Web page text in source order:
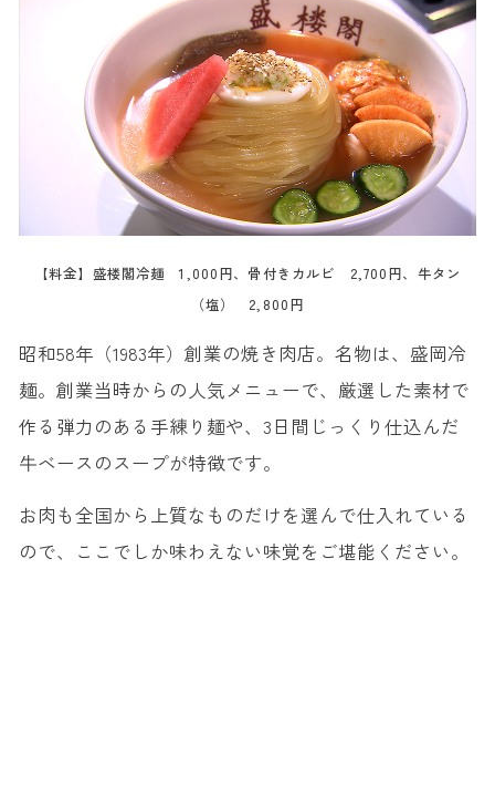
【料金】盛楼閣冷麺 1,000円、骨付きカルビ 2,700円、牛タン
（塩） 2,800円
昭和58年（1983年）創業の焼き肉店。名物は、盛岡冷
麺。創業当時からの人気メニューで、厳選した素材で
作る弾力のある手練り麺や、3日間じっくり仕込んだ
牛ベースのスープが特徴です。
お肉も全国から上質なものだけを選んで仕入れている
ので、ここでしか味わえない味覚をご堪能ください。